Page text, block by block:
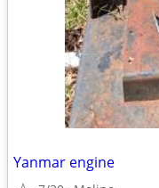
Yanmar engine